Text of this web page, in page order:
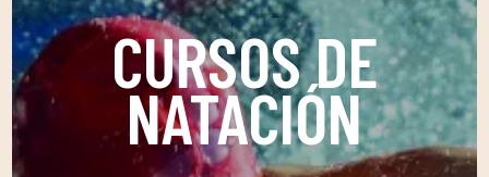
CURSOS DE
NATACIÓN